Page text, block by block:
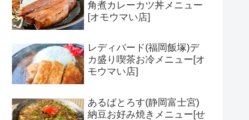
角煮カレーカツ丼メニュー
[オモウマい店]
レディバード(福岡飯塚)デ
カ盛り喫茶お冷メニュー[オ
モウマい店]
あるばとろす(静岡富士宮)
納豆お好み焼きメニュー[せ